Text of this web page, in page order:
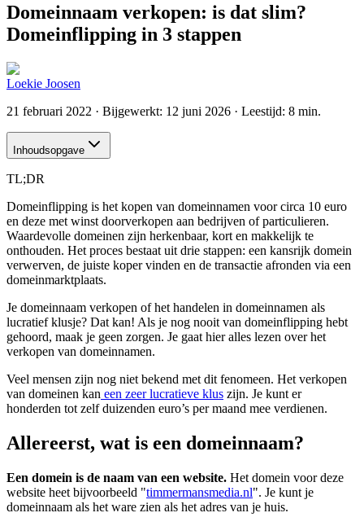
Domeinnaam verkopen: is dat slim?
Domeinflipping in 3 stappen
Loekie Joosen
21 februari 2022 · Bijgewerkt: 12 juni 2026 · Leestijd: 8 min.
Inhoudsopgave
TL;DR
Domeinflipping is het kopen van domeinnamen voor circa 10 euro
en deze met winst doorverkopen aan bedrijven of particulieren.
Waardevolle domeinen zijn herkenbaar, kort en makkelijk te
onthouden. Het proces bestaat uit drie stappen: een kansrijk domein
verwerven, de juiste koper vinden en de transactie afronden via een
domeinmarktplaats.
Je domeinnaam verkopen of het handelen in domeinnamen als
lucratief klusje? Dat kan! Als je nog nooit van domeinflipping hebt
gehoord, maak je geen zorgen. Je gaat hier alles lezen over het
verkopen van domeinnamen.
Veel mensen zijn nog niet bekend met dit fenomeen. Het verkopen
van domeinen kan een zeer lucratieve klus zijn. Je kunt er
honderden tot zelf duizenden euro’s per maand mee verdienen.
Allereerst, wat is een domeinnaam?
Een domein is de naam van een website. Het domein voor deze
website heet bijvoorbeeld "timmermansmedia.nl". Je kunt je
domeinnaam als het ware zien als het adres van je huis.